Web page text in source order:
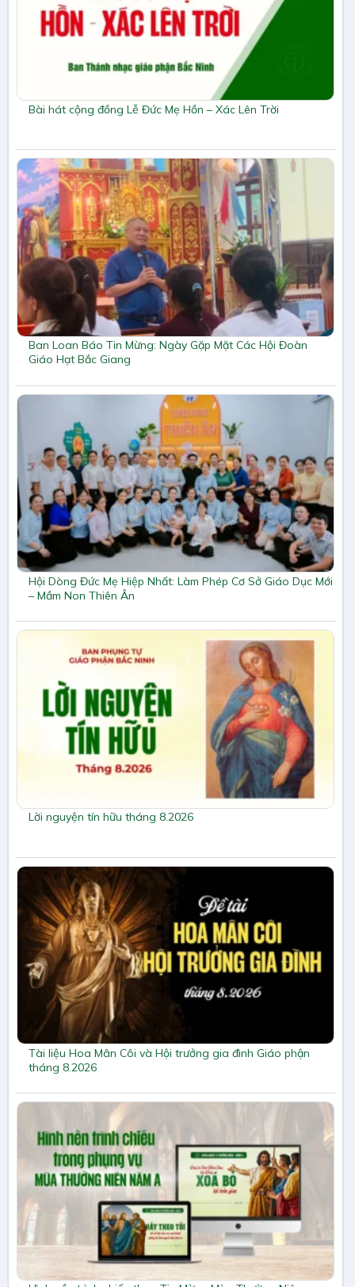
Bài hát cộng đồng Lễ Đức Mẹ Hồn – Xác Lên Trời
Ban Loan Báo Tin Mừng: Ngày Gặp Mặt Các Hội Đoàn
Giáo Hạt Bắc Giang
Hội Dòng Đức Mẹ Hiệp Nhất: Làm Phép Cơ Sở Giáo Dục Mới
– Mầm Non Thiên Ân
Lời nguyện tín hữu tháng 8.2026
Tài liệu Hoa Mân Côi và Hội trưởng gia đình Giáo phận
tháng 8.2026